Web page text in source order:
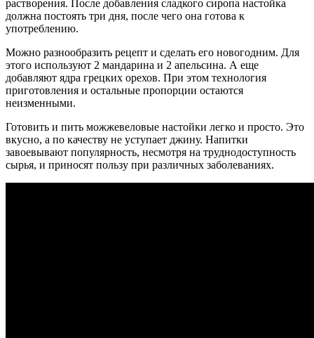
растворения. После добавления сладкого сиропа настойка
должна постоять три дня, после чего она готова к
употреблению.
Можно разнообразить рецепт и сделать его новогодним. Для
этого используют 2 мандарина и 2 апельсина. А еще
добавляют ядра грецких орехов. При этом технология
приготовления и остальные пропорции остаются
неизменными.
Готовить и пить можжевеловые настойки легко и просто. Это
вкусно, а по качеству не уступает джину. Напитки
завоевывают популярность, несмотря на труднодоступность
сырья, и приносят пользу при различных заболеваниях.